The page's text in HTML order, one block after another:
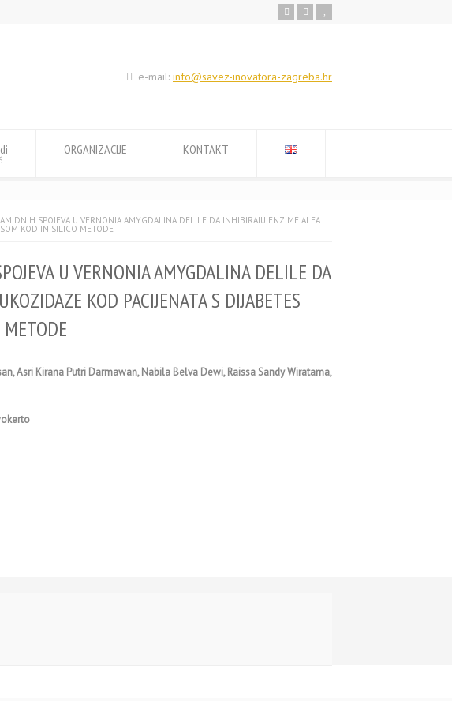
e-mail: info@savez-inovatora-zagreba.hr
ORGANIZACIJE KONTAKT
SPOJEVA U VERNONIA AMYGDALINA DELILE DA INHIBIRAJU ENZIME ALFA
KOD IN SILICO METODE
U VERNONIA AMYGDALINA DELILE DA
KOD PACIJENATA S DIJABETES
Asri Kirana Putri Darmawan, Nabila Belva Dewi, Raissa Sandy Wiratama,